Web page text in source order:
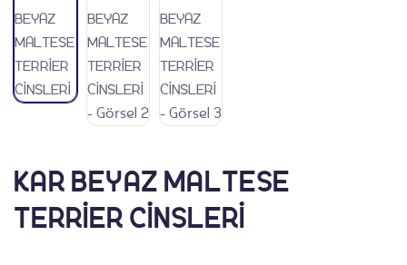
Ürünler
KAR BEYAZ MALTESE
TERRİER CİNSLERİ